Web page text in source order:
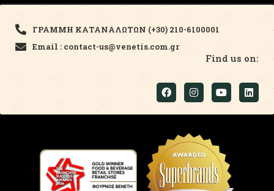
ΓΡΑΜΜΗ ΚΑΤΑΝΑΛΩΤΩΝ (+30) 210-6100001
Email : contact-us@venetis.com.gr
Find us on: